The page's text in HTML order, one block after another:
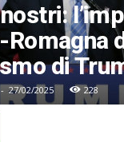
Romagna
di
- 27/02/2025 228